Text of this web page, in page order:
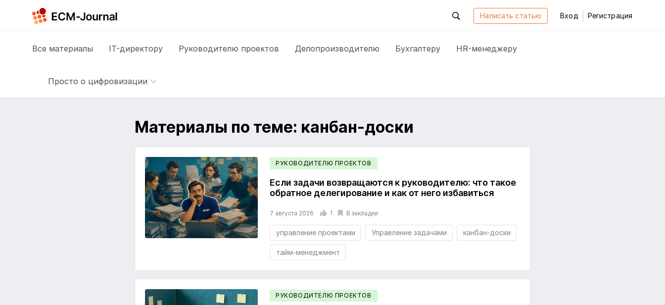
Написать статью Вход Регистрация
Все материалы IT-директору Руководителю проектов Делопроизводителю Бухгалтеру HR-менеджеру
Просто о цифровизации
Материалы по теме: канбан-доски
РУКОВОДИТЕЛЮ ПРОЕКТОВ
Если задачи возвращаются к руководителю: что такое
обратное делегирование и как от него избавиться
7 августа 2026 1 В закладки
управление проектами Управление задачами канбан-доски
тайм-менеджмент
РУКОВОДИТЕЛЮ ПРОЕКТОВ